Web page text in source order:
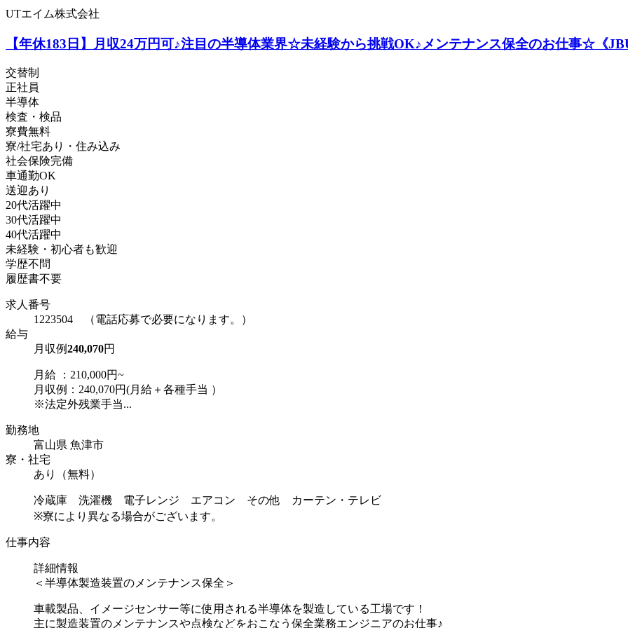
UTエイム株式会社
【年休183日】月収24万円可♪注目の半導体業界☆未経験から挑戦OK♪メンテナンス保全のお仕事☆《
交替制
正社員
半導体
検査・検品
寮費無料
寮/社宅あり・住み込み
社会保険完備
車通勤OK
送迎あり
20代活躍中
30代活躍中
40代活躍中
未経験・初心者も歓迎
学歴不問
履歴書不要
求人番号
1223504 （電話応募で必要になります。）
給与
月収例240,070円
月給 ：210,000円~
月収例：240,070円(月給＋各種手当 ）
※法定外残業手当...
勤務地
富山県 魚津市
寮・社宅
あり（無料）
冷蔵庫 洗濯機 電子レンジ エアコン その他 カーテン・テレビ
※寮により異なる場合がございます。
仕事内容
詳細情報
＜半導体製造装置のメンテナンス保全＞
車載製品、イメージセンサー等に使用される半導体を製造している工場です！
主に製造装置のメンテナンスや点検などをおこなう保全業務エンジニアのお仕事♪